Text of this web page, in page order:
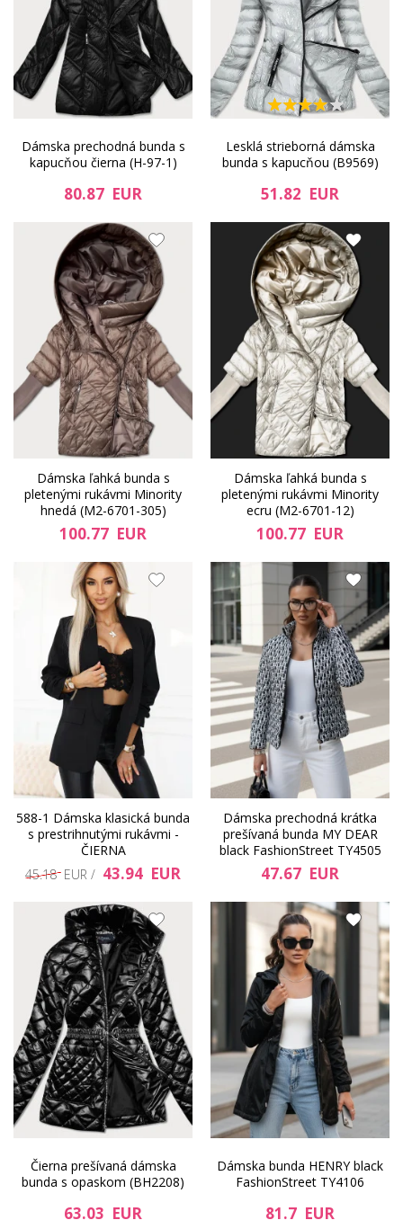
Dámska prechodná bunda s
kapucňou čierna (H-97-1)
80.87 EUR
Lesklá strieborná dámska
bunda s kapucňou (B9569)
51.82 EUR
Dámska ľahká bunda s
pletenými rukávmi Minority
hnedá (M2-6701-305)
100.77 EUR
Dámska ľahká bunda s
pletenými rukávmi Minority
ecru (M2-6701-12)
100.77 EUR
588-1 Dámska klasická bunda
s prestrihnutými rukávmi -
ČIERNA
45.18 EUR / 43.94 EUR
Dámska prechodná krátka
prešívaná bunda MY DEAR
black FashionStreet TY4505
47.67 EUR
Čierna prešívaná dámska
bunda s opaskom (BH2208)
63.03 EUR
Dámska bunda HENRY black
FashionStreet TY4106
81.7 EUR